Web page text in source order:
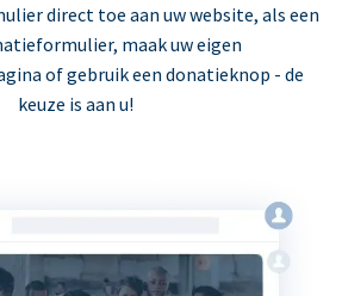
direct toe aan uw website, als een
maak uw eigen
of gebruik een donatieknop - de
keuze is aan u!